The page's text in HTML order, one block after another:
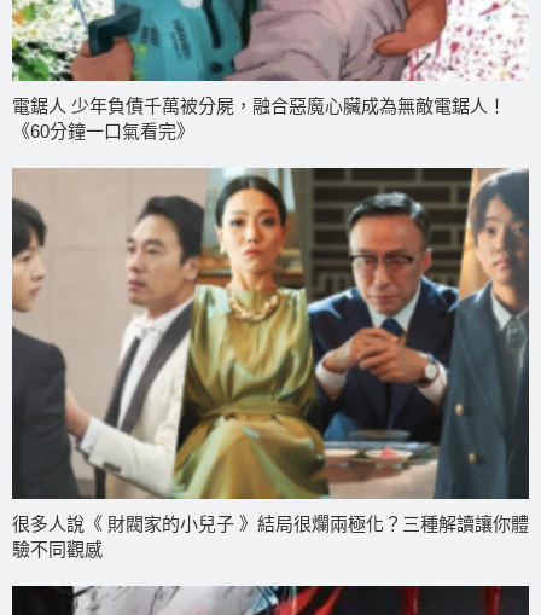
電鋸人 少年負債千萬被分屍，融合惡魔心臟成為無敵電鋸人！
《60分鐘一口氣看完》
很多人說《 財閥家的小兒子 》結局很爛兩極化？三種解讀讓你體
驗不同觀感